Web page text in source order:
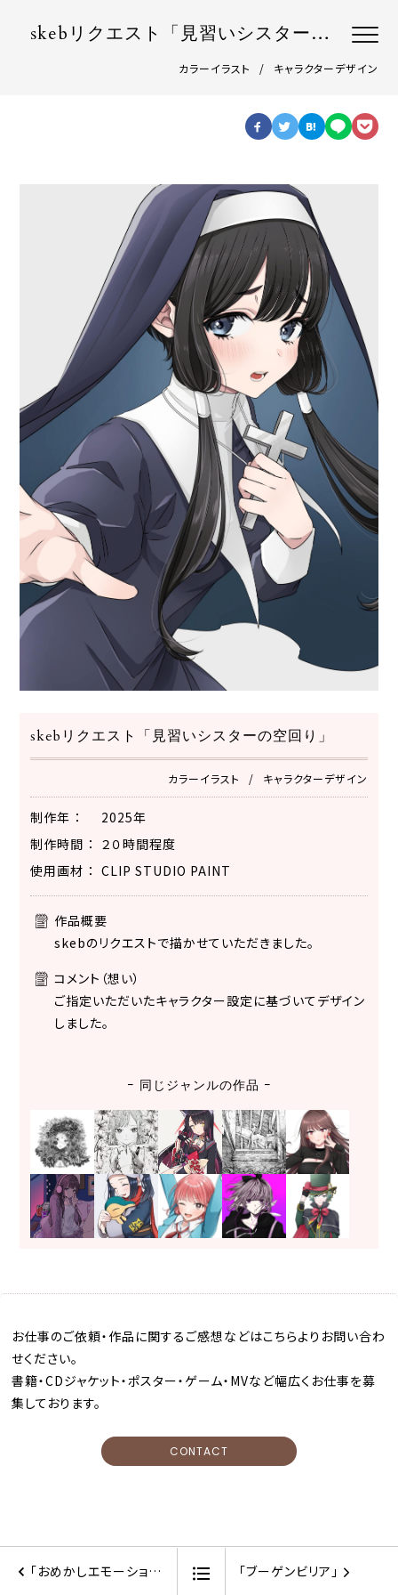
skebリクエスト「見習いシスターの空回り」
カラーイラスト キャラクターデザイン
skebリクエスト「見習いシスターの空回り」
カラーイラスト キャラクターデザイン
制作年
2025年
制作時間
２０時間程度
使用画材
CLIP STUDIO PAINT
作品概要
skebのリクエストで描かせていただきました。
コメント（想い）
ご指定いただいたキャラクター設定に基づいてデザイン
しました。
同じジャンルの作品
お仕事のご依頼・作品に関するご感想などはこちらよりお問い合わ
せください。
書籍・CDジャケット・ポスター・ゲーム・MVなど幅広くお仕事を募
集しております。
CONTACT
「おめかしエモーショナル！」 「ブーゲンビリア」